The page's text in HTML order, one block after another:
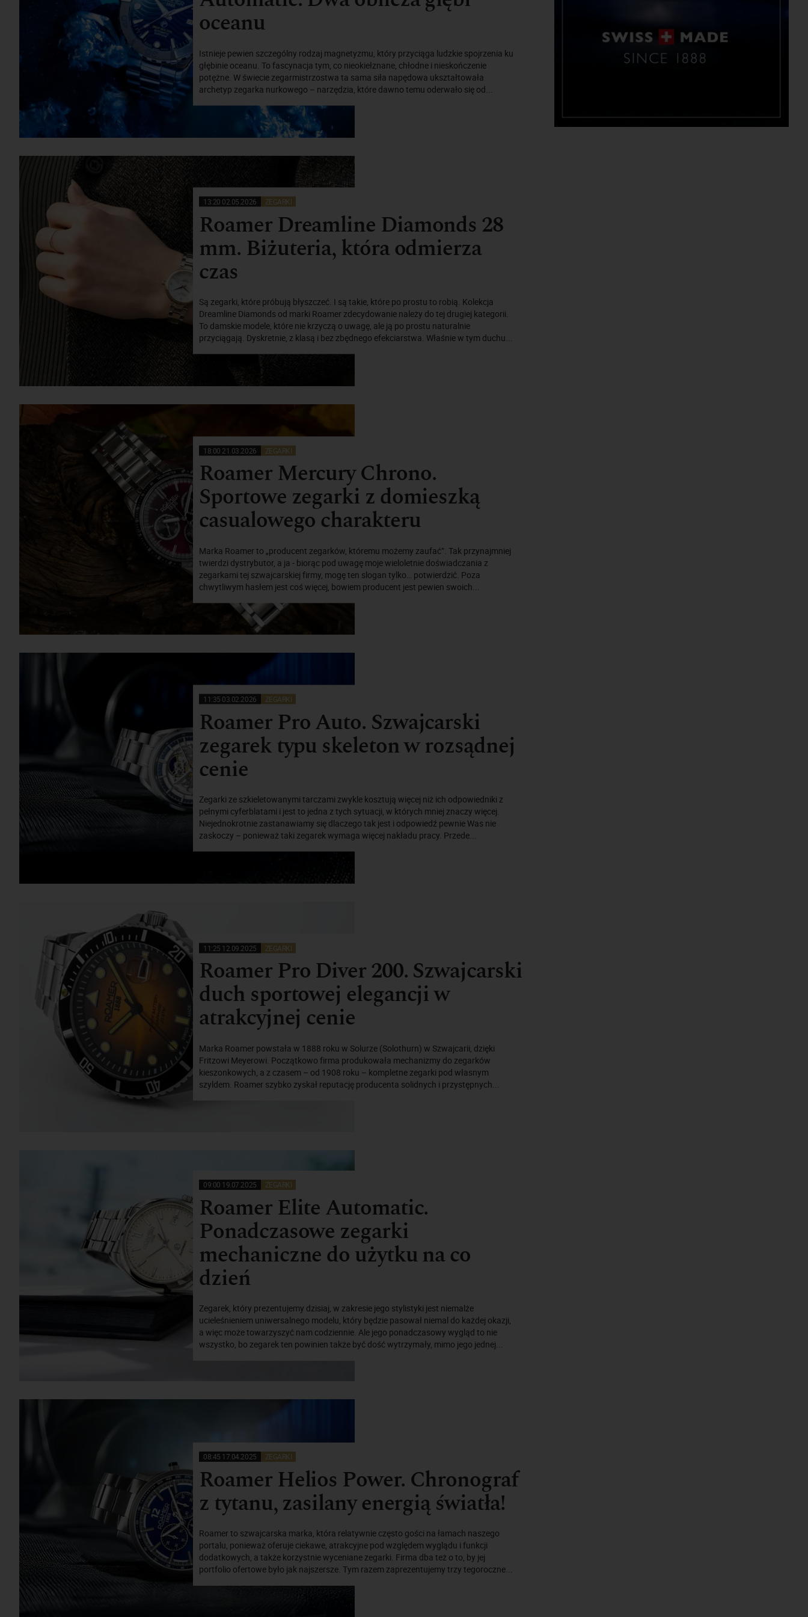
oceanu
Istnieje pewien szczególny rodzaj magnetyzmu, który przyciąga ludzkie spojrzenia ku
głębinie oceanu. To fascynacja tym, co nieokiełznane, chłodne i nieskończenie
potężne. W świecie zegarmistrzostwa ta sama siła napędowa ukształtowała
archetyp zegarka nurkowego – narzędzia, które dawno temu oderwało się od...
13:20 02.05.2026 ZEGARKI
Roamer Dreamline Diamonds 28
mm. Biżuteria, która odmierza
czas
Są zegarki, które próbują błyszczeć. I są takie, które po prostu to robią. Kolekcja
Dreamline Diamonds od marki Roamer zdecydowanie należy do tej drugiej kategorii.
To damskie modele, które nie krzyczą o uwagę, ale ją po prostu naturalnie
przyciągają. Dyskretnie, z klasą i bez zbędnego efekciarstwa. Właśnie w tym duchu...
18:00 21.03.2026 ZEGARKI
Roamer Mercury Chrono.
Sportowe zegarki z domieszką
casualowego charakteru
Marka Roamer to „producent zegarków, któremu możemy zaufać”. Tak przynajmniej
twierdzi dystrybutor, a ja - biorąc pod uwagę moje wieloletnie doświadczania z
zegarkami tej szwajcarskiej firmy, mogę ten slogan tylko… potwierdzić. Poza
chwytliwym hasłem jest coś więcej, bowiem producent jest pewien swoich...
11:35 03.02.2026 ZEGARKI
Roamer Pro Auto. Szwajcarski
zegarek typu skeleton w rozsądnej
cenie
Zegarki ze szkieletowanymi tarczami zwykle kosztują więcej niż ich odpowiedniki z
pełnymi cyferblatami i jest to jedna z tych sytuacji, w których mniej znaczy więcej.
Niejednokrotnie zastanawiamy się dlaczego tak jest i odpowiedź pewnie Was nie
zaskoczy – ponieważ taki zegarek wymaga więcej nakładu pracy. Przede...
11:25 12.09.2025 ZEGARKI
Roamer Pro Diver 200. Szwajcarski
duch sportowej elegancji w
atrakcyjnej cenie
Marka Roamer powstała w 1888 roku w Solurze (Solothurn) w Szwajcarii, dzięki
Fritzowi Meyerowi. Początkowo firma produkowała mechanizmy do zegarków
kieszonkowych, a z czasem – od 1908 roku – kompletne zegarki pod własnym
szyldem. Roamer szybko zyskał reputację producenta solidnych i przystępnych...
09:00 19.07.2025 ZEGARKI
Roamer Elite Automatic.
Ponadczasowe zegarki
mechaniczne do użytku na co
dzień
Zegarek, który prezentujemy dzisiaj, w zakresie jego stylistyki jest niemalże
ucieleśnieniem uniwersalnego modelu, który będzie pasował niemal do każdej okazji,
a więc może towarzyszyć nam codziennie. Ale jego ponadczasowy wygląd to nie
wszystko, bo zegarek ten powinien także być dość wytrzymały, mimo jego jednej...
08:45 17.04.2025 ZEGARKI
Roamer Helios Power. Chronograf
z tytanu, zasilany energią światła!
Roamer to szwajcarska marka, która relatywnie często gości na łamach naszego
portalu, ponieważ oferuje ciekawe, atrakcyjne pod względem wyglądu i funkcji
dodatkowych, a także korzystnie wyceniane zegarki. Firma dba też o to, by jej
portfolio ofertowe było jak najszersze. Tym razem zaprezentujemy trzy tegoroczne...